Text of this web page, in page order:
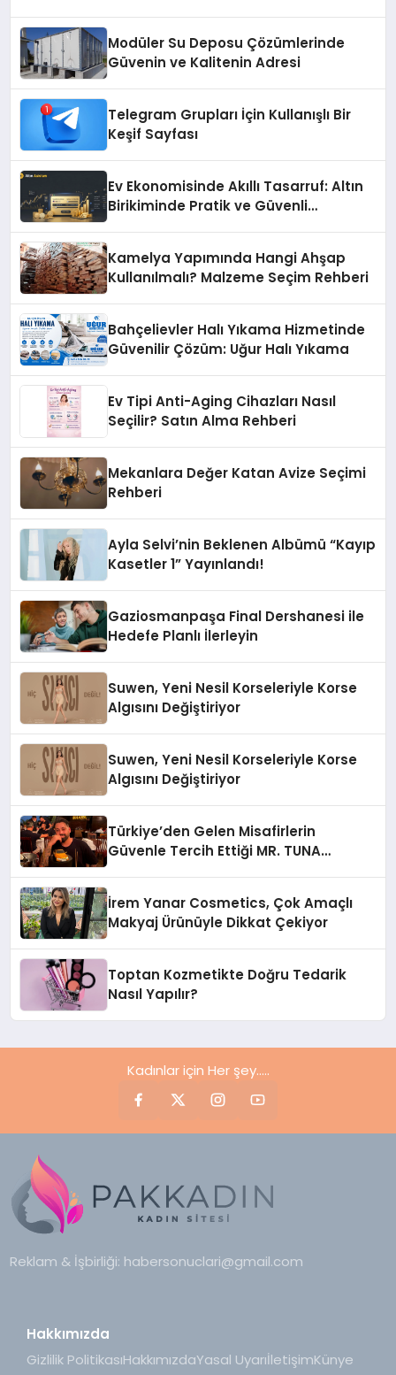
Modüler Su Deposu Çözümlerinde
Güvenin ve Kalitenin Adresi
Telegram Grupları İçin Kullanışlı Bir
Keşif Sayfası
Ev Ekonomisinde Akıllı Tasarruf: Altın
Birikiminde Pratik ve Güvenli
Kamelya Yapımında Hangi Ahşap
Kullanılmalı? Malzeme Seçim Rehberi
Bahçelievler Halı Yıkama Hizmetinde
Güvenilir Çözüm: Uğur Halı Yıkama
Ev Tipi Anti-Aging Cihazları Nasıl
Seçilir? Satın Alma Rehberi
Mekanlara Değer Katan Avize Seçimi
Rehberi
Ayla Selvi’nin Beklenen Albümü “Kayıp
Kasetler 1” Yayınlandı!
Gaziosmanpaşa Final Dershanesi ile
Hedefe Planlı İlerleyin
Suwen, Yeni Nesil Korseleriyle Korse
Algısını Değiştiriyor
Suwen, Yeni Nesil Korseleriyle Korse
Algısını Değiştiriyor
Türkiye’den Gelen Misafirlerin
Güvenle Tercih Ettiği MR. TUNA
İrem Yanar Cosmetics, Çok Amaçlı
Makyaj Ürünüyle Dikkat Çekiyor
Toptan Kozmetikte Doğru Tedarik
Nasıl Yapılır?
Kadınlar için Her şey.....
Reklam & İşbirliği: habersonuclari@gmail.com
Hakkımızda
Gizlilik PolitikasıHakkımızdaYasal UyarıİletişimKünye